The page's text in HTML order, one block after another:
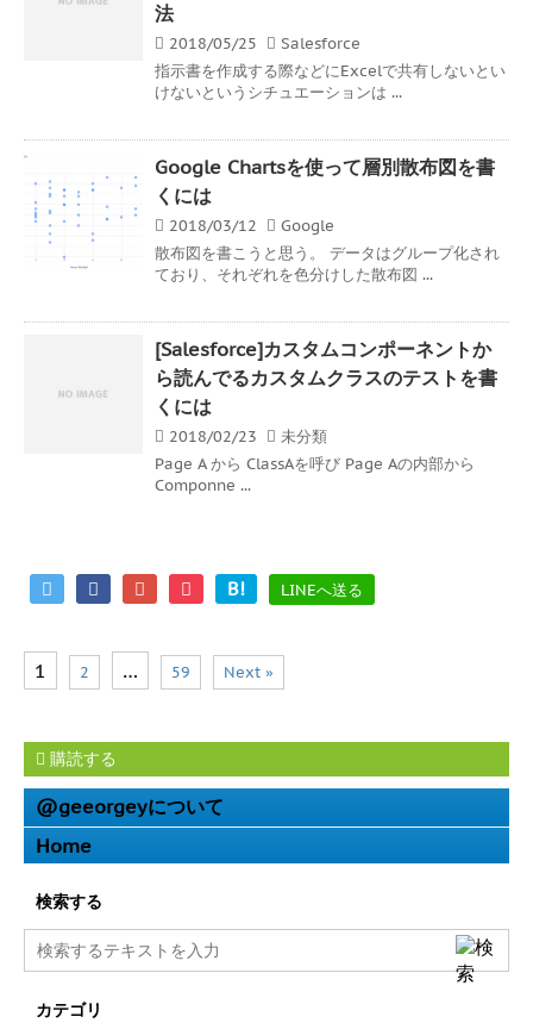
法
2018/05/25
Salesforce
指示書を作成する際などにExcelで共有しないとい
けないというシチュエーションは ...
Google Chartsを使って層別散布図を書
くには
2018/03/12
Google
散布図を書こうと思う。 データはグループ化され
ており、それぞれを色分けした散布図 ...
[Salesforce]カスタムコンポーネントか
ら読んでるカスタムクラスのテストを書
くには
2018/02/23
未分類
Page A から ClassAを呼び Page Aの内部から
Componne ...
B! LINEへ送る
1 2 … 59 Next »
購読する
@geeorgeyについて
Home
検索する
カテゴリ